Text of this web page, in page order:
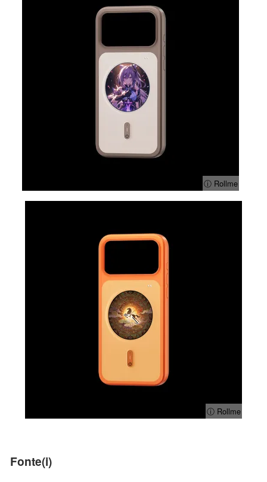
ⓘ Rollme
ⓘ Rollme
Fonte(i)